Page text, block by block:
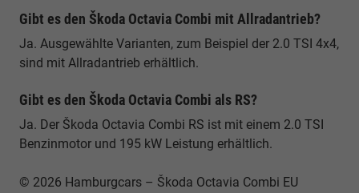
Gibt es den Škoda Octavia Combi mit Allradantrieb?
Ja. Ausgewählte Varianten, zum Beispiel der 2.0 TSI 4x4,
sind mit Allradantrieb erhältlich.
Gibt es den Škoda Octavia Combi als RS?
Ja. Der Škoda Octavia Combi RS ist mit einem 2.0 TSI
Benzinmotor und 195 kW Leistung erhältlich.
© 2026 Hamburgcars – Škoda Octavia Combi EU